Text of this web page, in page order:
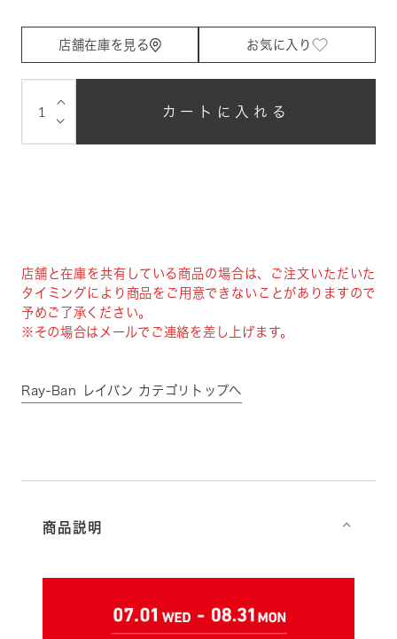
店舗在庫を見る お気に入り
⌵
⌵ カートに入れる
店舗と在庫を共有している商品の場合は、ご注文いただいた
タイミングにより商品をご用意できないことがありますので
予めご了承ください。
※その場合はメールでご連絡を差し上げます。
Ray-Ban レイバン カテゴリトップへ
商品説明 ⌵